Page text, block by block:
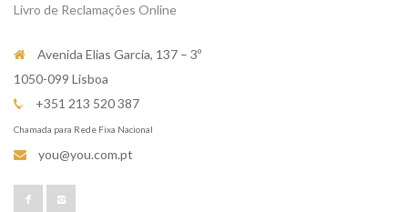
Livro de Reclamações Online
Avenida Elias Garcia, 137 – 3º
1050-099 Lisboa
+351 213 520 387
Chamada para Rede Fixa Nacional
you@you.com.pt